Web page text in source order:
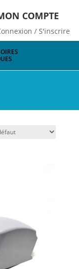
COMPTE
/ S'inscrire